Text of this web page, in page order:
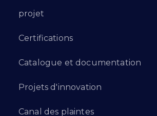
projet
Certifications
Catalogue et documentation
Projets d'innovation
Canal des plaintes